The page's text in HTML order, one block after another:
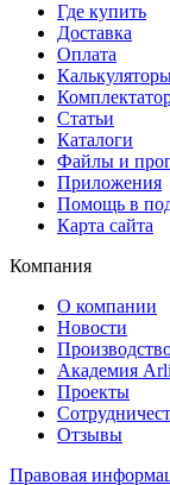
Где купить
Доставка
Оплата
Статьи
Каталоги
Файлы и
Приложения
Помощь в
Карта сайта
Компания
О компании
Новости
Академия
Проекты
Отзывы
Правовая